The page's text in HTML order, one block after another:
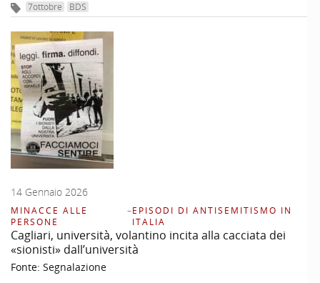
7ottobre BDS
14 Gennaio 2026
MINACCE ALLE
PERSONE
–EPISODI DI ANTISEMITISMO IN
ITALIA
Cagliari, università, volantino incita alla cacciata dei
«sionisti» dall’università
Fonte: Segnalazione